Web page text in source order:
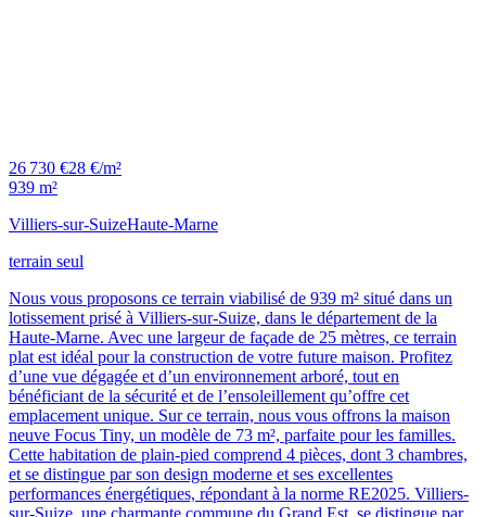
26 730 €28 €/m²
939 m²
Villiers-sur-SuizeHaute-Marne
terrain seul
Nous vous proposons ce terrain viabilisé de 939 m² situé dans un
lotissement prisé à Villiers-sur-Suize, dans le département de la
Haute-Marne. Avec une largeur de façade de 25 mètres, ce terrain
plat est idéal pour la construction de votre future maison. Profitez
d’une vue dégagée et d’un environnement arboré, tout en
bénéficiant de la sécurité et de l’ensoleillement qu’offre cet
emplacement unique. Sur ce terrain, nous vous offrons la maison
neuve Focus Tiny, un modèle de 73 m², parfaite pour les familles.
Cette habitation de plain-pied comprend 4 pièces, dont 3 chambres,
et se distingue par son design moderne et ses excellentes
performances énergétiques, répondant à la norme RE2025. Villiers-
sur-Suize, une charmante commune du Grand Est, se distingue par